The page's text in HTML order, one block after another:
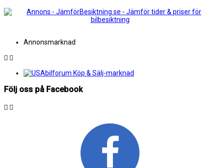
Annonsmarknad
Följ oss på Facebook